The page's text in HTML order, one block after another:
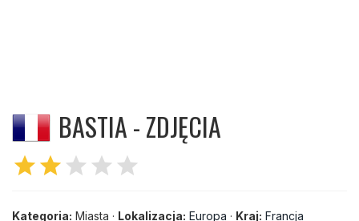
BASTIA - ZDJĘCIA
starstar star star star
Kategoria: Miasta · Lokalizacja: Europa · Kraj: Francja